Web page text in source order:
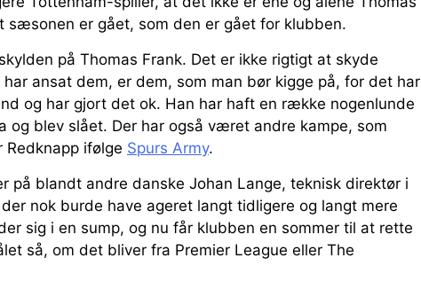
sæsonen er gået, som den er gået for klubben.
på Thomas Frank. Det er ikke rigtigt at skyde
ansat dem, er dem, som man bør kigge på, for det har
og har gjort det ok. Han har haft en række nogenlunde
og blev slået. Der har også været andre kampe, som
ifølge Spurs Army.
på blandt andre danske Johan Lange, teknisk direktør i
nok burde have ageret langt tidligere og langt mere
sig i en sump, og nu får klubben en sommer til at rette
så, om det bliver fra Premier League eller The